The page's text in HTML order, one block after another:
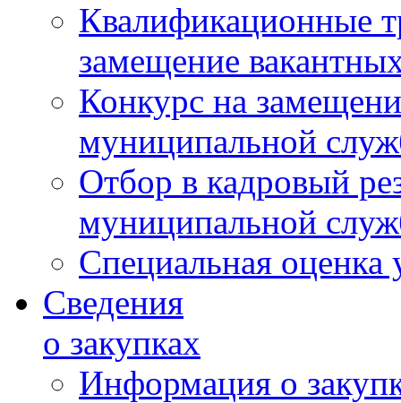
Квалификационные
замещение
Конкурс на
муниципальной
Отбор в кадровый
муниципальной
Специальная оценка
Сведения
о закупках
Информация о